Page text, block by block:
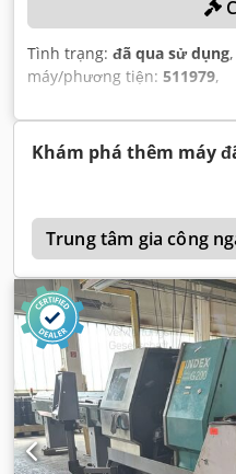
Tình trạng: đã qua sử dụng
máy/phương tiện: 511979,
Khám phá thêm máy
Trung tâm gia công